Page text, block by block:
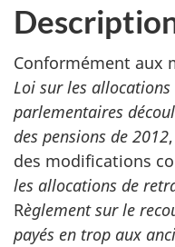
Conformément aux
Loi sur les
parlementaires
des pensions de 2012
des modifications
les allocations de
Règlement sur le
payés en trop aux